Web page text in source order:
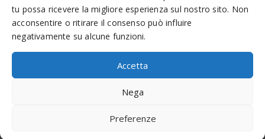
tu possa ricevere la migliore esperienza sul nostro sito. Non
acconsentire o ritirare il consenso può influire
negativamente su alcune funzioni.
Accetta
Nega
Preferenze
MADE WEB SOLUTIONS